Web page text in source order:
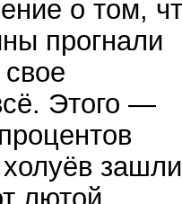
о том,
прогнали
Этого —
лютой